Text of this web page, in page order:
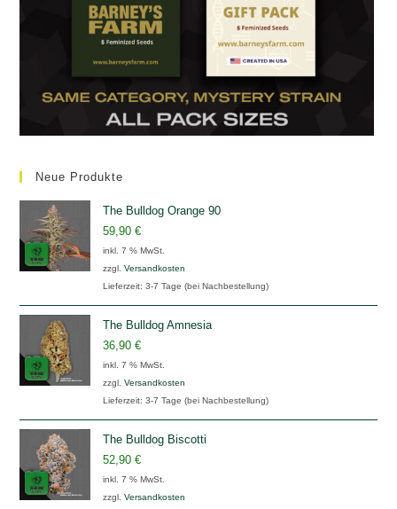
Neue Produkte
The Bulldog Orange 90
59,90€
inkl. 7 % MwSt.
zzgl.Versandkosten
Lieferzeit:3-7 Tage (bei Nachbestellung)
The Bulldog Amnesia
36,90€
inkl. 7 % MwSt.
zzgl.Versandkosten
Lieferzeit:3-7 Tage (bei Nachbestellung)
The Bulldog Biscotti
52,90€
inkl. 7 % MwSt.
zzgl.Versandkosten